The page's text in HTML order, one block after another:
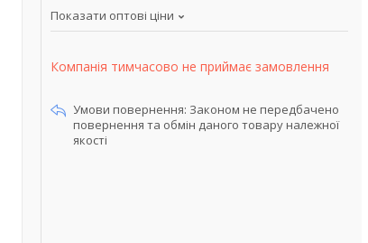
Показати оптові ціни
Компанія тимчасово не приймає замовлення
Законом не передбачено
повернення та обмін даного товару належної
якості